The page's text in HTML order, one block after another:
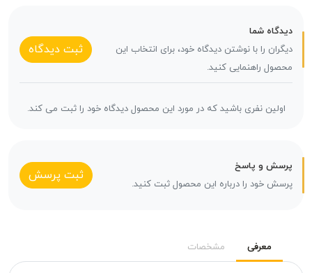
دیدگاه شما
دیگران را با نوشتن دیدگاه خود، برای انتخاب این
محصول راهنمایی کنید.
ثبت دیدگاه
اولین نفری باشید که در مورد این محصول دیدگاه خود را ثبت می کند.
پرسش و پاسخ
پرسش خود را درباره این محصول ثبت کنید.
ثبت پرسش
معرفی مشخصات